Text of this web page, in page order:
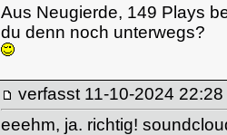
Aus Neugierde, 149 Plays
du denn noch unterwegs?
verfasst 11-10-2024 22:28
eeehm, ja. richtig!